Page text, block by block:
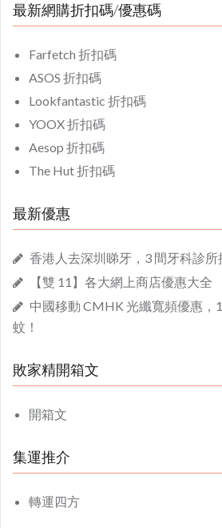
最新網購折扣碼/優惠碼
Farfetch 折扣碼
ASOS 折扣碼
Lookfantastic 折扣碼
YOOX 折扣碼
Aesop 折扣碼
The Hut 折扣碼
最新優惠
香港人去深圳睇牙，3 間牙科診所
【雙 11】各大網上商店優惠大全
中國移動 CMHK 光纖寬頻優惠，
蚊！
敗家精開箱文
開箱文
集運推介
轉運四方